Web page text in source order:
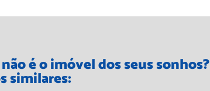
é o imóvel dos seus sonhos?
similares: